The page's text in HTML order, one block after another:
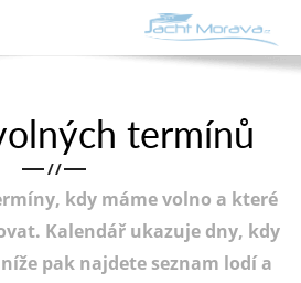
termínů
/ /
kdy máme volno a které
Kalendář ukazuje dny, kdy
pak najdete seznam lodí a